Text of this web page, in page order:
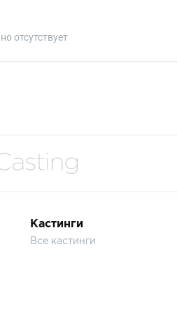
отсутствует
Кастинги
Все кастинги